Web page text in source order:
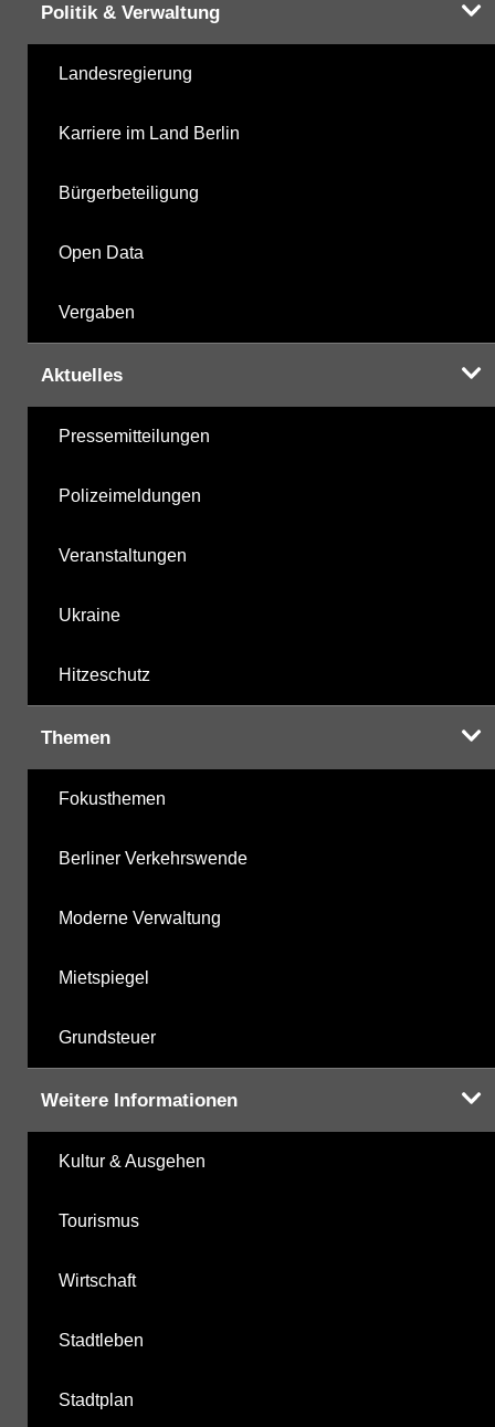
Politik & Verwaltung
Landesregierung
Karriere im Land Berlin
Bürgerbeteiligung
Open Data
Vergaben
Aktuelles
Pressemitteilungen
Polizeimeldungen
Veranstaltungen
Ukraine
Hitzeschutz
Themen
Fokusthemen
Berliner Verkehrswende
Moderne Verwaltung
Mietspiegel
Grundsteuer
Weitere Informationen
Kultur & Ausgehen
Tourismus
Wirtschaft
Stadtleben
Stadtplan